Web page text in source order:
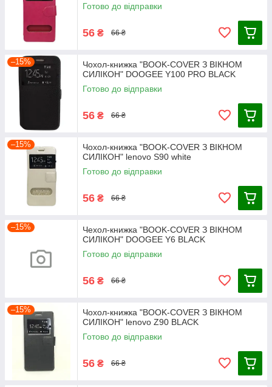
Готово до відправки
56 ₴ 66 ₴
–15%
Чохол-книжка "BOOK-COVER З ВІКНОМ
СИЛІКОН" DOOGEE Y100 PRO BLACK
Готово до відправки
56 ₴ 66 ₴
–15%
Чохол-книжка "BOOK-COVER З ВІКНОМ
СИЛІКОН" lenovo S90 white
Готово до відправки
56 ₴ 66 ₴
–15%
Чехол-книжка "BOOK-COVER З ВІКНОМ
СИЛІКОН" DOOGEE Y6 BLACK
Готово до відправки
56 ₴ 66 ₴
–15%
Чохол-книжка "BOOK-COVER З ВІКНОМ
СИЛІКОН" lenovo Z90 BLACK
Готово до відправки
56 ₴ 66 ₴